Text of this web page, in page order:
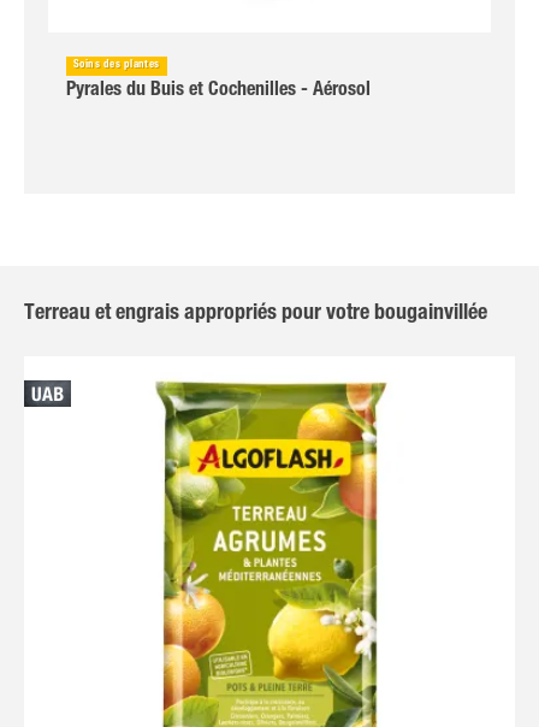
Soins des plantes
Pyrales du Buis et Cochenilles - Aérosol
Terreau et engrais appropriés pour votre bougainvillée